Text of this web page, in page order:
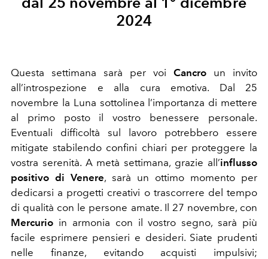
2024
Questa settimana sarà per voi Cancro un invito
all’introspezione e alla cura emotiva. Dal 25
novembre la Luna sottolinea l’importanza di mettere
al primo posto il vostro benessere personale.
Eventuali difficoltà sul lavoro potrebbero essere
mitigate stabilendo confini chiari per proteggere la
vostra serenità. A metà settimana, grazie all’influsso
positivo di Venere, sarà un ottimo momento per
dedicarsi a progetti creativi o trascorrere del tempo
di qualità con le persone amate. Il 27 novembre, con
Mercurio in armonia con il vostro segno, sarà più
facile esprimere pensieri e desideri. Siate prudenti
nelle finanze, evitando acquisti impulsivi;